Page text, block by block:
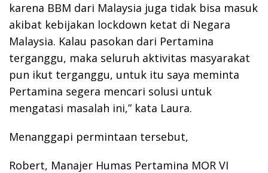
karena BBM dari Malaysia juga tidak bisa masuk
akibat kebijakan lockdown ketat di Negara
Malaysia. Kalau pasokan dari Pertamina
terganggu, maka seluruh aktivitas masyarakat
pun ikut terganggu, untuk itu saya meminta
Pertamina segera mencari solusi untuk
mengatasi masalah ini,” kata Laura.
Menanggapi permintaan tersebut,
Robert, Manajer Humas Pertamina MOR VI